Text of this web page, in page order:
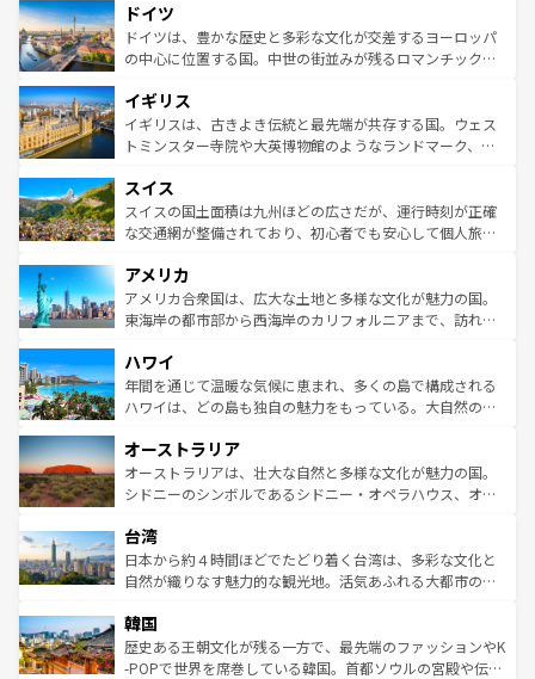
の城塞都市、穏やかなビーチリゾートまで多彩な表情を見
せる。地方によって風土や気候が異なるスペインはその個
性で訪れる人を魅了する。 なお、新着のスペイン情報はコ
で、幅広い魅力が詰まっている。華麗な宮殿、歴史的な大
聖堂、美しいビーチ、そして豊かな自然が、訪れる者を心
から魅了する。また、フランスは美食の国としても知ら
いる。シャンパンの発祥地であるランス、プロヴァンスの
香り高いラベンダー畑など、多彩な楽しみ方が可能だ。さ
らに、パリ以外の地域にも魅力が溢れており、どの街角に
れる地方に足を運ぶとそれぞれで全く異なる文化を体験で
きるだろう。 なお、新着のフランス情報はコンテンツ一覧
を参照してほしい。
ドイツ
ドイツは、豊かな歴史と多彩な文化が交差するヨーロッパ
の中心に位置する国。中世の街並みが残るロマンチック街
顔を持つこの国は、どこを歩いても飽きることがない。ベ
ルリンの文化的活気、バイエルン州のアルプスの絶景、そ
してライン川沿いのワイン畑といった風景は必見。ビール
は、お酒好きな人にはぜひ体験してほしい。 なお、新着の
ドイツ情報はコンテンツ一覧を参照してほしい。
イギリス
イギリスは、古きよき伝統と最先端が共存する国。ウェス
トミンスター寺院や大英博物館のようなランドマーク、歴
リアごとに異なる魅力がある。また、優雅なアフタヌーン
ティー、ビール好きにはたまらない英国パブ、サッカー観
戦など、本場だからこそできる体験も豊富。イギリスを旅
ンツ一覧を参照してほしい。
スイス
スイスの国土面積は九州ほどの広さだが、運行時刻が正確
な交通網が整備されており、初心者でも安心して個人旅行
の建物がそのまま残る町や、スイスならではのユニークな
博物館もあり、アルプス観光だけでなく町歩きも満喫する
ことができる。国民の所得が高いため物価も高いが、旅行
ば市内交通費無料で観光を楽しむこともできる。 なお、新
着のスイス情報はコンテンツ一覧 を参照してほしい。
アメリカ
アメリカ合衆国は、広大な土地と多様な文化が魅力の国。
東海岸の都市部から西海岸のカリフォルニアまで、訪れる
のような巨大都市は、観光、ショッピング、エンターテイ
ンメントが詰まった刺激的なスポットだ。一方、アメリカ
西部には大自然が広がり、グランドキャニオンやイエロー
部のニューオーリンズでは、音楽と美食が融合した独特の
文化が魅力。旅行者はアメリカの各地域で異なる魅力を楽
しみながら、その多様性と豊かな歴史を感じることができ
ならではの贅沢な旅のスタイルだ。 なお、新着のアメリカ
情報はコンテンツ一覧を参照してほしい。
ハワイ
年間を通じて温暖な気候に恵まれ、多くの島で構成される
ハワイは、どの島も独自の魅力をもっている。大自然の神
ワイ島は見逃せない。また、定番の観光地といえばオアフ
島だが、静かな自然を求めるならマウイ島やカウアイ島が
おすすめ。エメラルドグリーンに輝く海をはじめ、豊かな
れるおもてなしの心で訪れる人々を迎えてくれるハワイの
人々、おいしいローカルフードやハワイアンミュージッ
ク、伝統的なフラダンスなど、すべてがハワイの魅力を彩
ワイを、存分に味わってほしい。 なお、新着のハワイ情報
はコンテンツ一覧を参照してほしい。
オーストラリア
オーストラリアは、壮大な自然と多様な文化が魅力の国。
シドニーのシンボルであるシドニー・オペラハウス、オー
リアリーフや大陸中央部にそびえるウルル（エアーズロッ
ク）、タスマニアの美しい原生林やケアンズの熱帯雨林な
ど、見どころがたくさん。また、カフェやワイン、オージ
いる。アクティビティも充実しており、サーフィンやダイ
ビング、ハイキングなど、アウトドア好きにはたまらな
い。オーストラリアの多彩な魅力を存分に味わいつくそ
台湾
日本から約４時間ほどでたどり着く台湾は、多彩な文化と
自然が織りなす魅力的な観光地。活気あふれる大都市の台
ン）、静ひつな山岳地帯である台湾東部など、都市の喧騒
と山間の静けさが共存しており、訪れる人に新しい発見と
驚きをもたらしてくれる。また、奥深い台湾の食文化も魅
韓国
歴史ある王朝文化が残る一方で、最先端のファッションやK
-POPで世界を席巻している韓国。首都ソウルの宮殿や伝統